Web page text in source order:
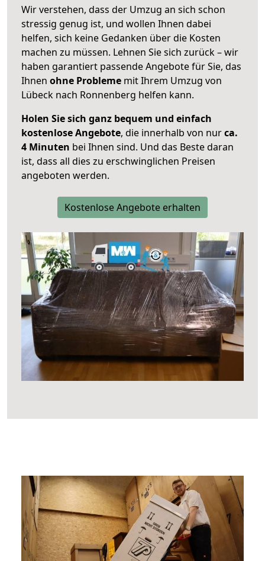
Wir verstehen, dass der Umzug an sich schon
stressig genug ist, und wollen Ihnen dabei
helfen, sich keine Gedanken über die Kosten
machen zu müssen. Lehnen Sie sich zurück – wir
haben garantiert passende Angebote für Sie, das
Ihnen ohne Probleme mit Ihrem Umzug von
Lübeck nach Ronnenberg helfen kann.
Holen Sie sich ganz bequem und einfach
kostenlose Angebote, die innerhalb von nurca.
4 Minuten bei Ihnen sind. Und das Beste daran
ist, dass all dies zu erschwinglichen Preisen
angeboten werden.
Kostenlose Angebote erhalten